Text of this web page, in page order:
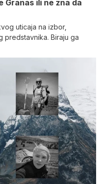
Granas ili ne zna da
uticaja na izbor,
predstavnika. Biraju ga